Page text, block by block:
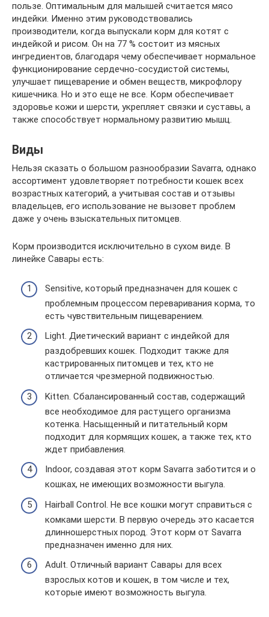
пользе. Оптимальным для малышей считается мясо
индейки. Именно этим руководствовались
производители, когда выпускали корм для котят с
индейкой и рисом. Он на 77 % состоит из мясных
ингредиентов, благодаря чему обеспечивает нормальное
функционирование сердечно-сосудистой системы,
улучшает пищеварение и обмен веществ, микрофлору
кишечника. Но и это еще не все. Корм обеспечивает
здоровье кожи и шерсти, укрепляет связки и суставы, а
также способствует нормальному развитию мышц.
Виды
Нельзя сказать о большом разнообразии Savarra, однако
ассортимент удовлетворяет потребности кошек всех
возрастных категорий, а учитывая состав и отзывы
владельцев, его использование не вызовет проблем
даже у очень взыскательных питомцев.
Корм производится исключительно в сухом виде. В
линейке Савары есть:
Sensitive, который предназначен для кошек с
проблемным процессом переваривания корма, то
есть чувствительным пищеварением.
Light. Диетический вариант с индейкой для
раздобревших кошек. Подходит также для
кастрированных питомцев и тех, кто не
отличается чрезмерной подвижностью.
Kitten. Сбалансированный состав, содержащий
все необходимое для растущего организма
котенка. Насыщенный и питательный корм
подходит для кормящих кошек, а также тех, кто
ждет прибавления.
Indoor, создавая этот корм Savarra заботится и о
кошках, не имеющих возможности выгула.
Hairball Control. Не все кошки могут справиться с
комками шерсти. В первую очередь это касается
длинношерстных пород. Этот корм от Savarra
предназначен именно для них.
Adult. Отличный вариант Савары для всех
взрослых котов и кошек, в том числе и тех,
которые имеют возможность выгула.